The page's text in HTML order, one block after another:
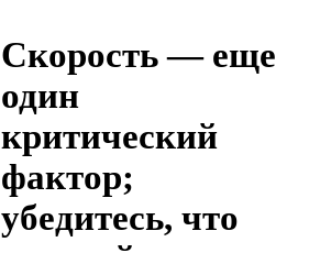
Скорость — еще
один
критический
фактор;
убедитесь, что